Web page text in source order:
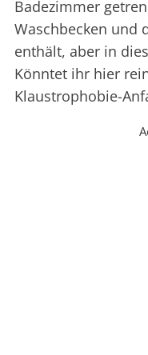
Badezimmer
Waschbecken und
enthält, aber in
Könntet ihr hier
Klaustrophobie-